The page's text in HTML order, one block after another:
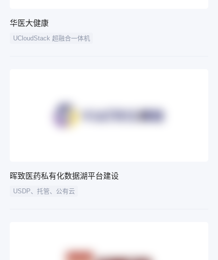
华医大健康
UCloudStack 超融合一体机
晖致医药私有化数据湖平台建设
USDP、托管、公有云